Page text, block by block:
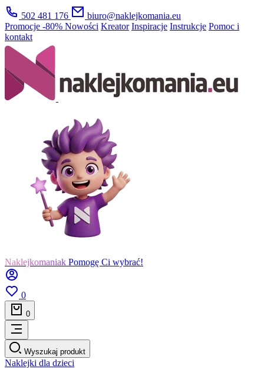
502 481 176
biuro@naklejkomania.eu
Promocje -80% Nowości Kreator Inspiracje Instrukcje Pomoc i
kontakt
Naklejkomaniak Pomogę Ci wybrać!
0
0
Wyszukaj produkt
Naklejki dla dzieci